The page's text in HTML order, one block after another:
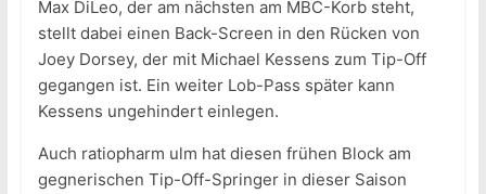
Max DiLeo, der am nächsten am MBC-Korb steht,
stellt dabei einen Back-Screen in den Rücken von
Joey Dorsey, der mit Michael Kessens zum Tip-Off
gegangen ist. Ein weiter Lob-Pass später kann
Kessens ungehindert einlegen.
Auch ratiopharm ulm hat diesen frühen Block am
gegnerischen Tip-Off-Springer in dieser Saison